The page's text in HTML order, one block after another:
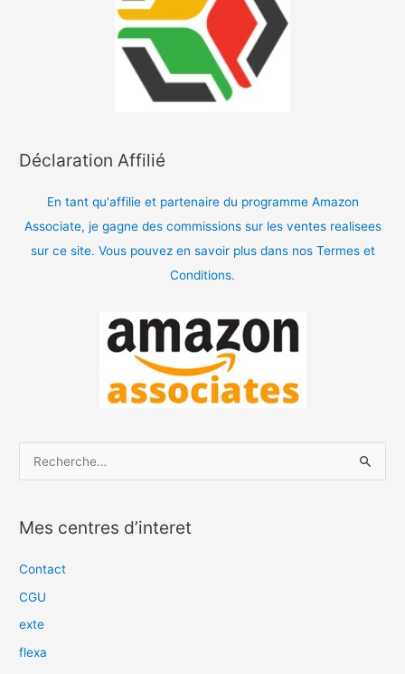
Déclaration Affilié
En tant qu'affilie et partenaire du programme Amazon
Associate, je gagne des commissions sur les ventes realisees
sur ce site. Vous pouvez en savoir plus dans nos Termes et
Conditions.
h
e
e
Mes centres d’interet
Contact
CGU
exte
flexa